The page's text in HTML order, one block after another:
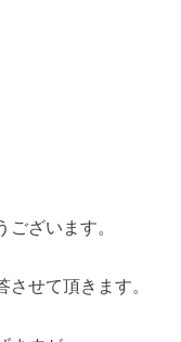
ございます。
させて頂きます。